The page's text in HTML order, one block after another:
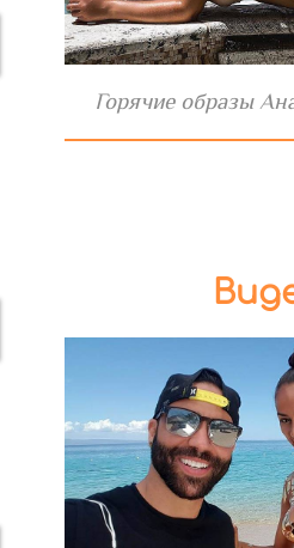
Горячие образы